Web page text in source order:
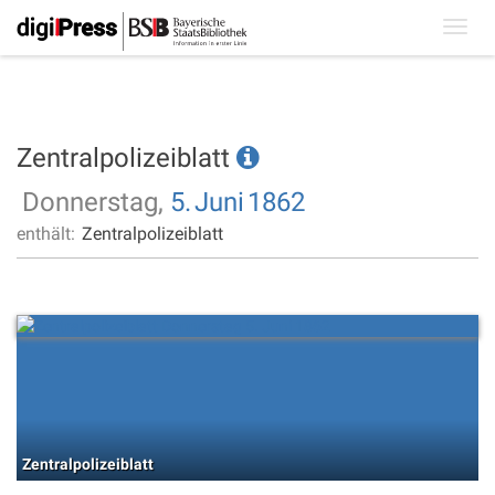
Zentralpolizeiblatt
Donnerstag, 5.Juni 1862
enthält: Zentralpolizeiblatt
Zentralpolizeiblatt